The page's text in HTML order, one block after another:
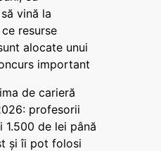
vină la
resurse
alocate unui
important
de carieră
profesorii
1.500 de lei până
și îi pot folosi